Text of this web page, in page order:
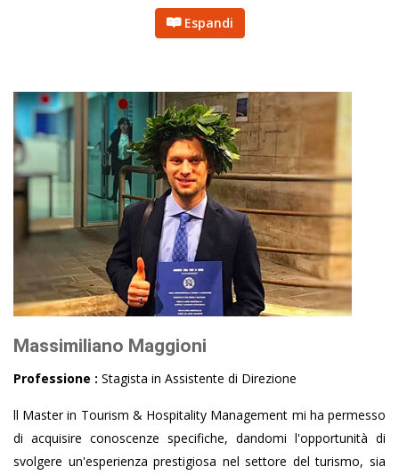
Espandi
Massimiliano Maggioni
Professione : Stagista in Assistente di Direzione
ll Master in Tourism & Hospitality Management mi ha permesso
di acquisire conoscenze specifiche, dandomi l'opportunità di
svolgere un'esperienza prestigiosa nel settore del turismo, sia